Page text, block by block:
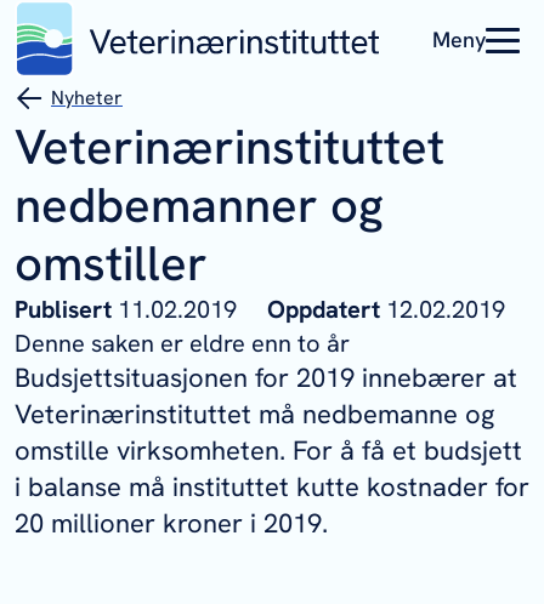
Meny
Nyheter
Veterinærinstituttet
nedbemanner og
omstiller
Publisert 11.02.2019 Oppdatert 12.02.2019
Denne saken er eldre enn to år
Budsjettsituasjonen for 2019 innebærer at
Veterinærinstituttet må nedbemanne og
omstille virksomheten. For å få et budsjett
i balanse må instituttet kutte kostnader for
20 millioner kroner i 2019.